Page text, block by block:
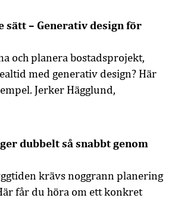
sätt – Generativ design för
och planera bostadsprojekt,
med generativ design? Här
Jerker Hägglund,
dubbelt så snabbt genom
krävs noggrann planering
får du höra om ett konkret